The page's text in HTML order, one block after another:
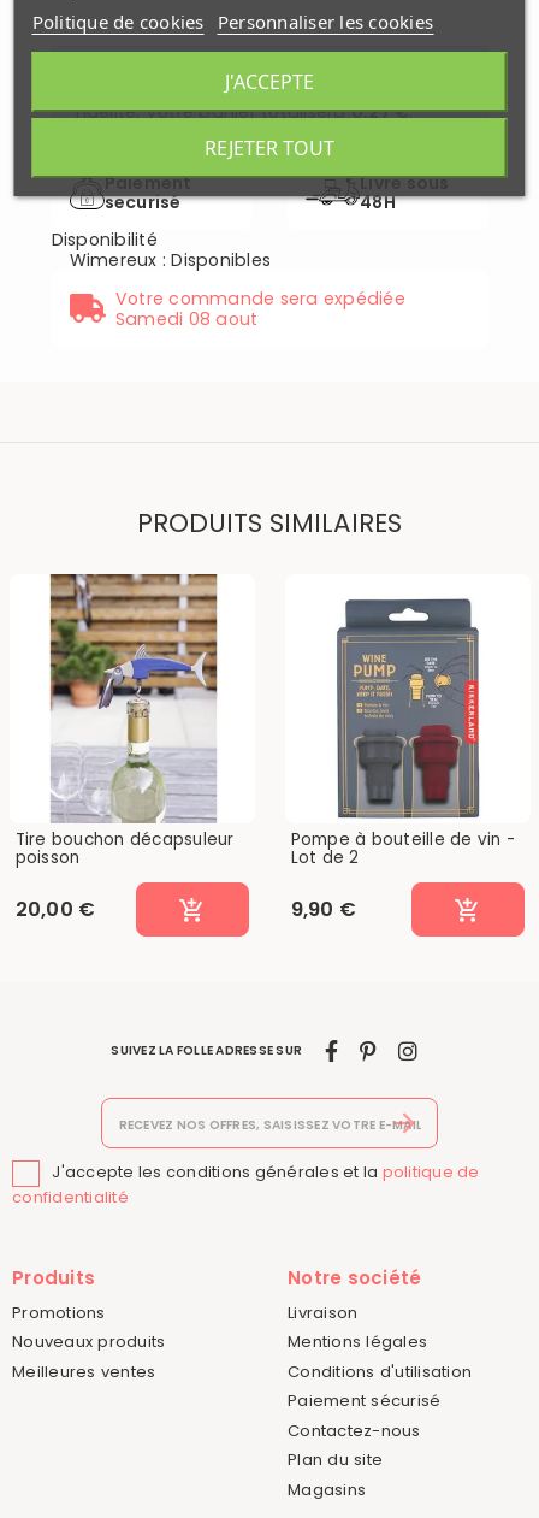
En achetant ce produit vous gagnerez
grâce à notre programme de
fidélité. Votre panier totalisera0,27 €.
Paiement
securisé
Livré sous
48H
Disponibilité
Wimereux :Disponibles
Votre commande sera expédiée
Samedi 08 aout
PRODUITS SIMILAIRES
Tire bouchon décapsuleur
poisson
20,00 €
Pompe à bouteille de vin -
Lot de 2
9,90 €
J'accepte les conditions générales et la politique de
confidentialité
SUIVEZ LA FOLLE ADRESSE SUR
Produits
Promotions
Nouveaux produits
Meilleures ventes
Notre société
Livraison
Mentions légales
Conditions d'utilisation
Paiement sécurisé
Contactez-nous
Plan du site
Magasins
Politique de cookies Personnaliser les cookies
REJETER TOUT
J'ACCEPTE